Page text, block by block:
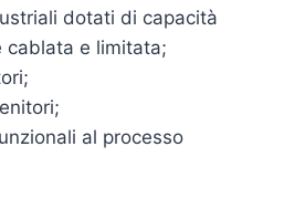
dotati di capacità
cablata e limitata;
al processo